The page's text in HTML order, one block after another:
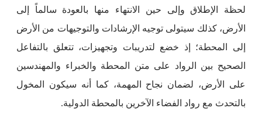
لحظة الإطلاق وإلى حين الانتهاء منها بالعودة سالماً إلى
الأرض، كذلك سيتولى توجيه الإرشادات والتوجيهات من الأرض
إلى المحطة؛ إذ خضع لتدريبات وتجهيزات، تتعلق بالتفاعل
الصحيح بين الرواد على متن المحطة والخبراء والمهندسين
على الأرض، لضمان نجاح المهمة، كما أنه سيكون المخول
بالتحدث مع رواد الفضاء الآخرين بالمحطة الدولية.